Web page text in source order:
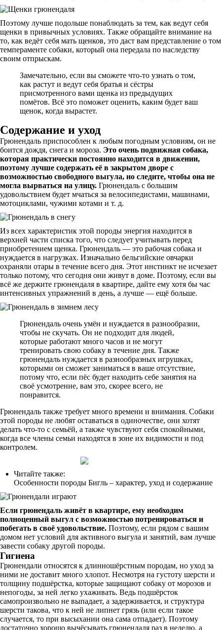
Поэтому лучше подольше понаблюдать за тем, как ведут себя
щенки в привычных условиях. Также обращайте внимание на
то, как ведёт себя мать щенков, это даст вам представление о том
темпераменте собаки, который она передала по наследству
своим отпрыскам.
Замечательно, если вы сможете что-то узнать о том,
как растут и ведут себя братья и сёстры
присмотренного вами щенка из предыдущих
помётов. Всё это поможет оценить, каким будет ваш
щенок, когда вырастет.
Содержание и уход
Грюнендаль приспособлен к любым погодным условиям, он не
боится дождя, снега и мороза. Это очень подвижная собака,
которая практически постоянно находится в движении,
поэтому лучше содержать её в закрытом дворе с
возможностью свободного выгула, но следите, чтобы она не
могла вырваться на улицу. Грюнендаль с большим
удовольствием будет мчаться за велосипедистами, машинами,
мотоциклами, чужими котами и т. д.
Из всех характеристик этой породы энергия находится в
верхней части списка того, что следует учитывать перед
приобретением щенка. Грюнендаль — это рабочая собака и
нуждается в нагрузках. Изначально бельгийские овчарки
охраняли отары в течение всего дня. Этот инстинкт не исчезает
только потому, что сегодня они живут в доме. Поэтому, если вы
всё же держите грюнендаля в квартире, дайте ему хотя бы час
интенсивных упражнений в день, а лучше — ещё больше.
Грюнендаль очень умён и нуждается в разнообразии,
чтобы не скучать. Он не подходит для людей,
которые работают много часов и не могут
тренировать свою собаку в течение дня. Также
грюнендаль нуждается в разнообразных игрушках,
которыми он сможет заниматься в ваше отсутствие,
потому что, если пёс будет находить себе занятия на
своё усмотрение, вам это, скорее всего, не
понравится.
Грюнендаль также требует много времени и внимания. Собаки
этой породы не любят оставаться в одиночестве, они хотят
делать что-то с семьёй, а также чувствуют себя спокойными,
когда все члены семьи находятся в зоне их видимости и под
контролем.
Читайте также:
Особенности породы Бигль – характер, уход и содержание
Если грюнендаль живёт в квартире, ему необходим
полноценный выгул с возможностью потренироваться и
побегать в своё удовольствие. Поэтому, если рядом с вашим
домом нет условий для активного выгула и занятий, вам лучше
завести собаку другой породы.
Гигиена
Грюнендали относятся к длинношёрстным породам, но уход за
ними не доставит много хлопот. Несмотря на густоту шерсти и
толщину подшёрстка, которые защищают собаку от морозов и
непогоды, за ней легко ухаживать. Ведь подшёрсток
самопроизвольно не выпадает, а задерживается, и структура
шерсти такова, что к ней не липнет грязь (или если такое
случается, то при высыхании она сама отпадает). Поэтому
достаточно хорошо вычёсывать грюнендаля раз в неделю, а